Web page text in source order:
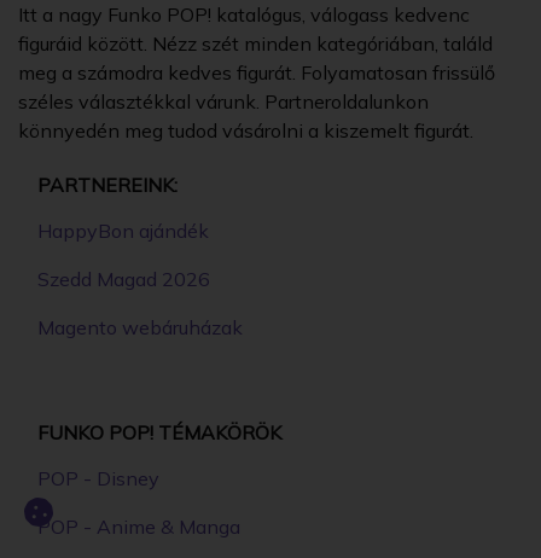
Itt a nagy Funko POP! katalógus, válogass kedvenc
figuráid között. Nézz szét minden kategóriában, találd
meg a számodra kedves figurát. Folyamatosan frissülő
széles választékkal várunk. Partneroldalunkon
könnyedén meg tudod vásárolni a kiszemelt figurát.
PARTNEREINK:
HappyBon ajándék
Szedd Magad 2026
Magento webáruházak
FUNKO POP! TÉMAKÖRÖK
POP - Disney
POP - Anime & Manga